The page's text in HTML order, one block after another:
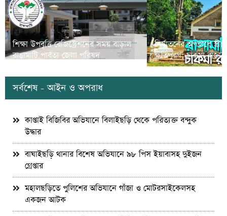
শিক্ষা উপবৃত্তি রেজিস্ট্রেশনের সময় বাড়াল
রাঙামাটি পার্বত্য জেলা পরিষদ
নির্যাতনের অপরাধে
ক্ষতিপুরণ; চাকমা
সর্বশেষ - আইন ও অপরাধ
কাপ্তাই বিজিবির অভিযানে বিলাইছড়ি থেকে পরিত্যক্ত বন্দুক
উদ্ধার
বাঘাইছড়ি থানার বিশেষ অভিযানে ৯৮ পিস ইয়াবাসহ দুইজন
গ্রেপ্তার
মহালছড়িতে পুলিশের অভিযানে গাঁজা ও মোটরসাইকেলসহ
একজন আটক